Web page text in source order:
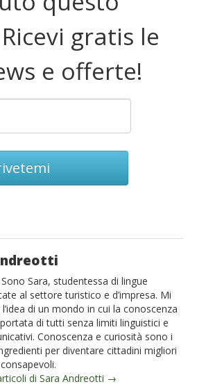
gratis le
e offerte!
Sara, studentessa di lingue
al settore turistico e d’impresa. Mi
l’idea di un mondo in cui la conoscenza
di tutti senza limiti linguistici e
Conoscenza e curiosità sono i
per diventare cittadini migliori
di Sara Andreotti →